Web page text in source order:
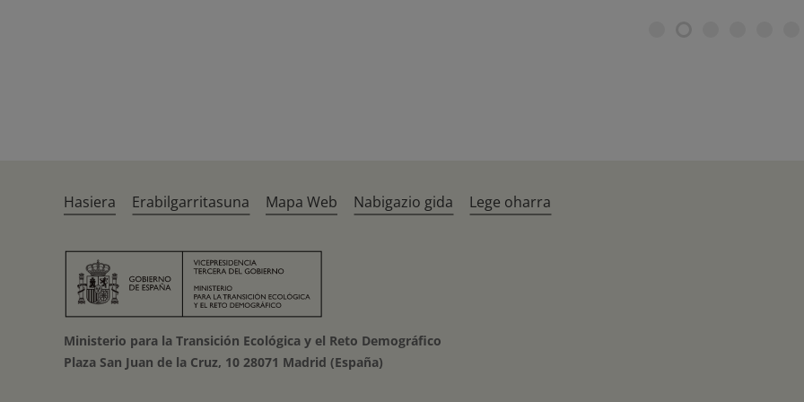
Hasiera Erabilgarritasuna Mapa Web Nabigazio gida Lege oharra
Ministerio para la Transición Ecológica y el Reto Demográfico
Plaza San Juan de la Cruz, 10 28071 Madrid (España)